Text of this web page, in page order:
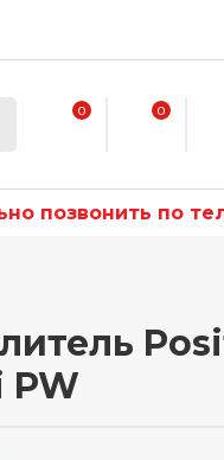
0 0
позвонить по
PW